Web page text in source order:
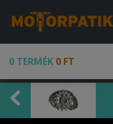
0 TERMÉK 0 FT